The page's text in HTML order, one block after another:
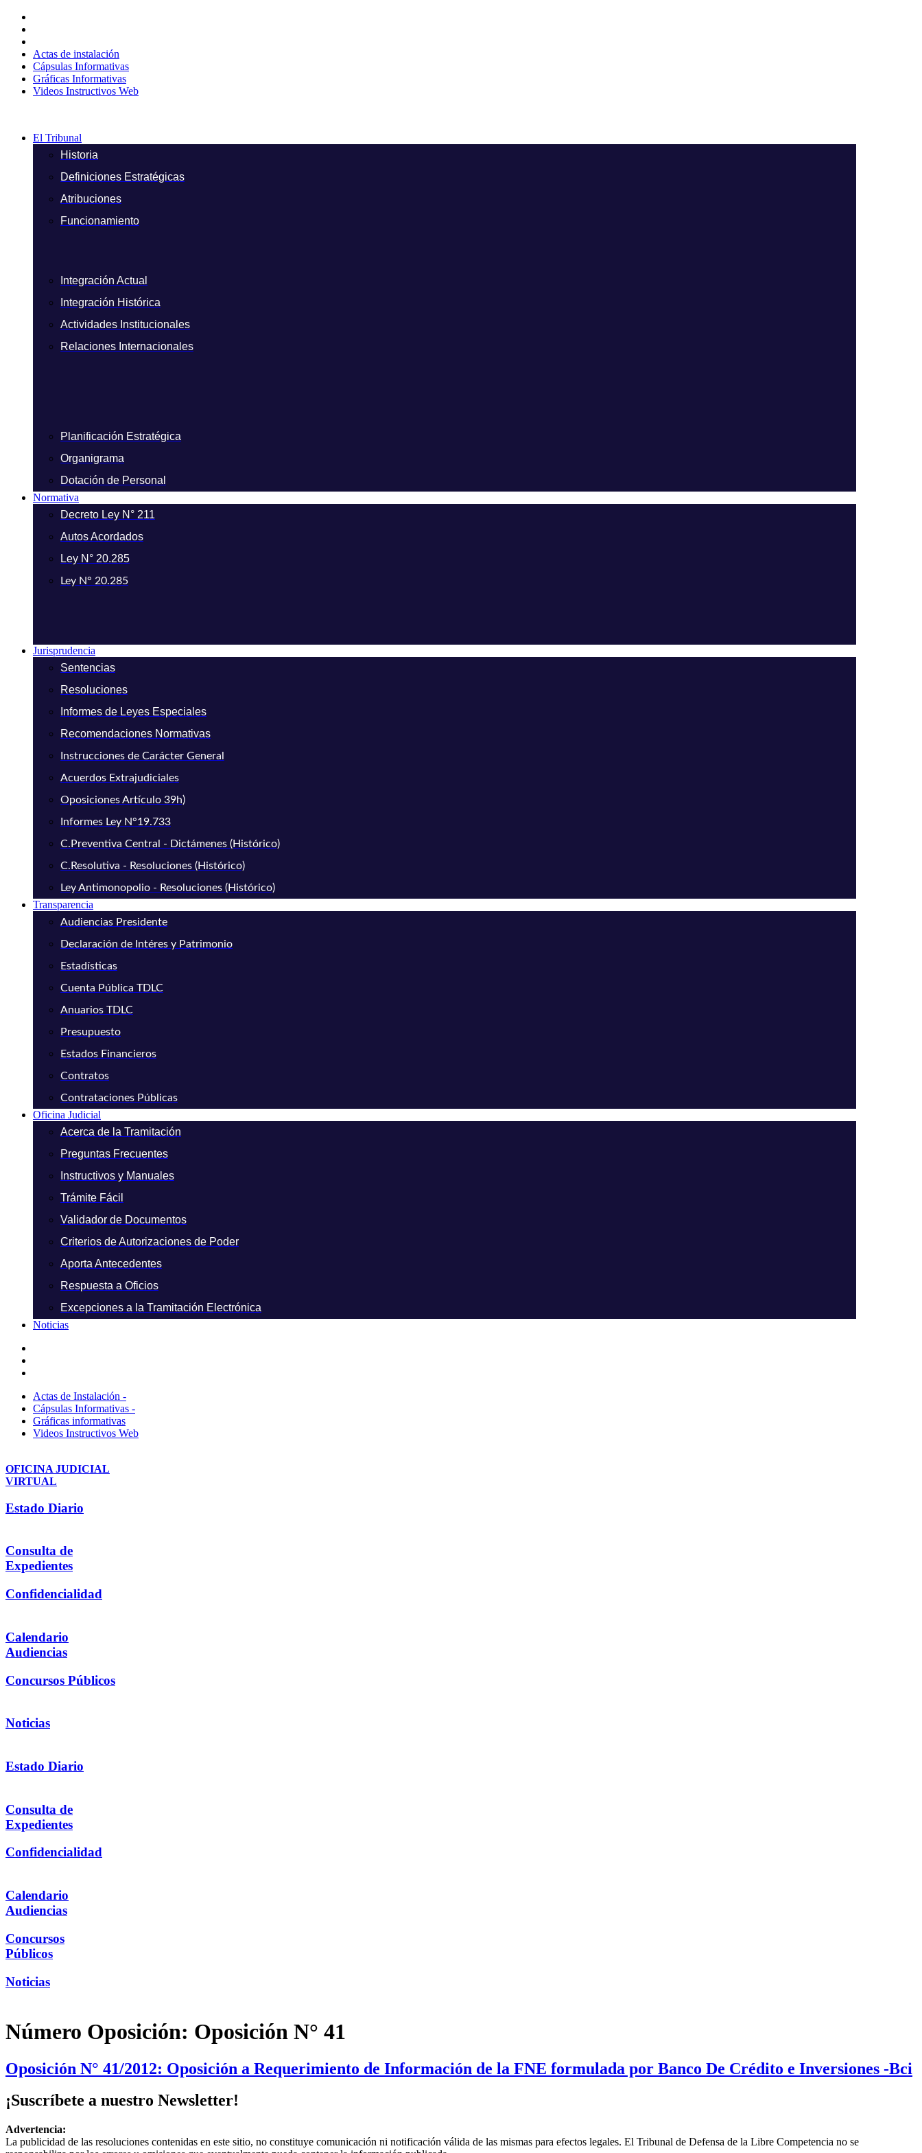
contenido
Actas de instalación
Cápsulas Informativas
Gráficas Informativas
Videos Instructivos Web
El Tribunal
Historia
Definiciones Estratégicas
Atribuciones
Funcionamiento
Integración Actual
Integración Histórica
Actividades Institucionales
Relaciones Internacionales
Planificación Estratégica
Organigrama
Dotación de Personal
Normativa
Decreto Ley N° 211
Autos Acordados
Ley N° 20.285
Ley N° 20.285
Jurisprudencia
Sentencias
Resoluciones
Informes de Leyes Especiales
Recomendaciones Normativas
Instrucciones de Carácter General
Acuerdos Extrajudiciales
Oposiciones Artículo 39h)
Informes Ley N°19.733
C.Preventiva Central - Dictámenes (Histórico)
C.Resolutiva - Resoluciones (Histórico)
Ley Antimonopolio - Resoluciones (Histórico)
Transparencia
Audiencias Presidente
Declaración de Intéres y Patrimonio
Estadísticas
Cuenta Pública TDLC
Anuarios TDLC
Presupuesto
Estados Financieros
Contratos
Contrataciones Públicas
Oficina Judicial
Acerca de la Tramitación
Preguntas Frecuentes
Instructivos y Manuales
Trámite Fácil
Validador de Documentos
Criterios de Autorizaciones de Poder
Aporta Antecedentes
Respuesta a Oficios
Excepciones a la Tramitación Electrónica
Noticias
Actas de Instalación -
Cápsulas Informativas -
Gráficas informativas
Videos Instructivos Web
OFICINA JUDICIAL
VIRTUAL
Estado Diario
Consulta de
Expedientes
Confidencialidad
Calendario
Audiencias
Concursos Públicos
Noticias
Estado Diario
Consulta de
Expedientes
Confidencialidad
Calendario
Audiencias
Concursos
Públicos
Noticias
Número Oposición: Oposición N° 41
Oposición N° 41/2012: Oposición a Requerimiento de Información de la FNE formulada por Banco De Crédito e Inversiones -Bci
¡Suscríbete a nuestro Newsletter!
Advertencia:
La publicidad de las resoluciones contenidas en este sitio, no constituye comunicación ni notificación válida de las mismas para efectos legales. El Tribunal de Defensa de la Libre Competencia no se